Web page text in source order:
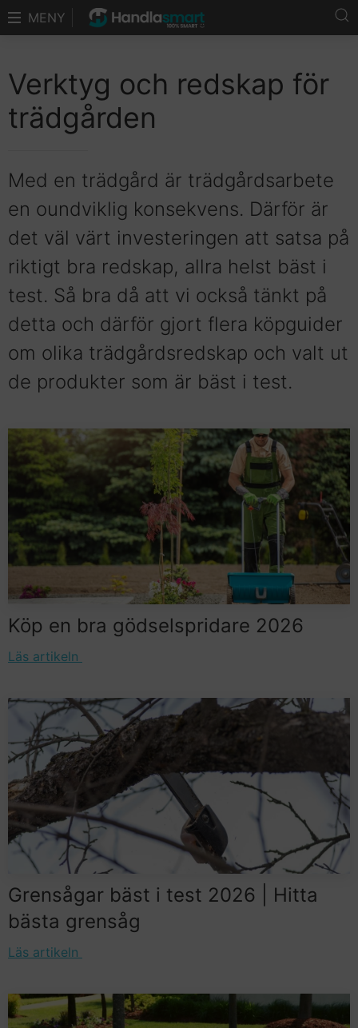
MENY
Verktyg och redskap för
trädgården
Med en trädgård är trädgårdsarbete
en oundviklig konsekvens. Därför är
det väl värt investeringen att satsa på
riktigt bra redskap, allra helst bäst i
test. Så bra då att vi också tänkt på
detta och därför gjort flera köpguider
om olika trädgårdsredskap och valt ut
de produkter som är bäst i test.
Köp en bra gödselspridare 2026
Läs artikeln
Grensågar bäst i test 2026 | Hitta
bästa grensåg
Läs artikeln